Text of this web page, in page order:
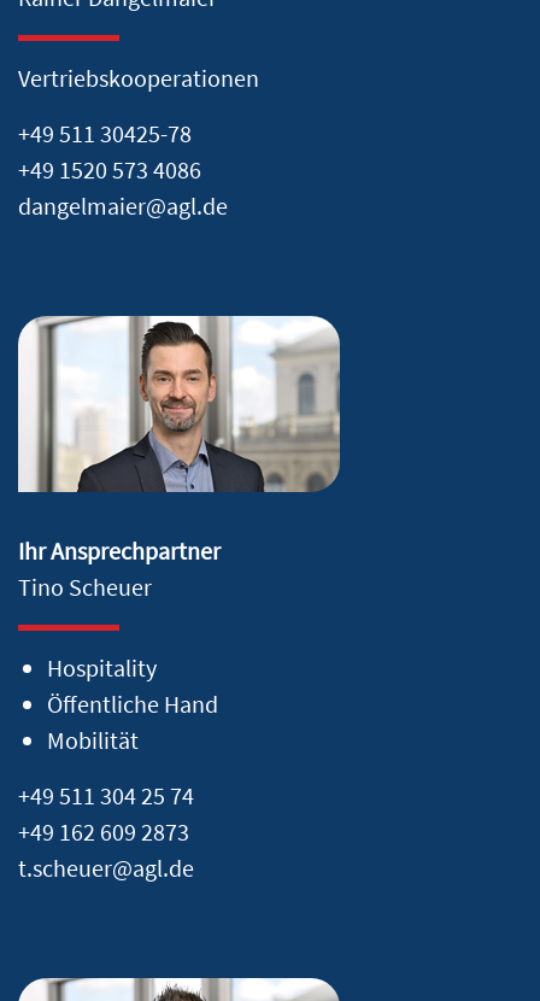
Vertriebskooperationen
+49 511 30425-78
+49 1520 573 4086
dangelmaier@agl.de
Ihr Ansprechpartner
Tino Scheuer
Hospitality
Öffentliche Hand
Mobilität
+49 511 304 25 74
+49 162 609 2873
t.scheuer@agl.de